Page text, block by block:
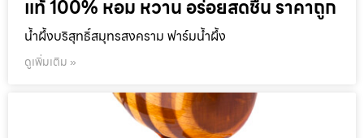
แท้ 100% หอม หวาน อร่อยสดชื่น ราคาถูก
น้ำผึ้งบริสุทธิ์สมุทรสงคราม ฟาร์มน้ำผึ้ง
ดูเพิ่มเติม »